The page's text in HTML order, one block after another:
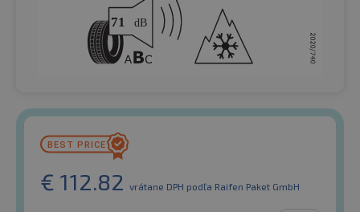
€ 112.82 vrátane DPH podľa Raifen Paket GmbH